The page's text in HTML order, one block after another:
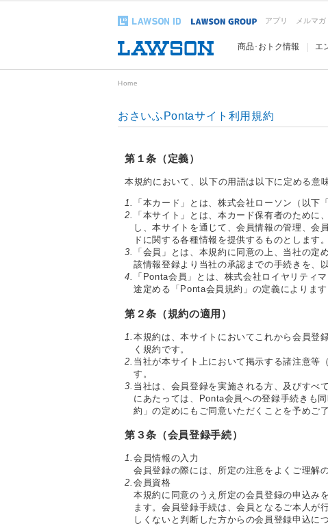
アプリ メルマガ
商品･おトク情報 エ
Home
おさいふPontaサイト利用規約
第１条（定義）
本規約において、以下の用語は以下に定める意
1.
「本カード」とは、株式会社ローソン（以
2.
「本サイト」とは、本カード保有者のため
し、本サイトを通じて、会員情報の管理、会
ドに関する各種情報を提供するものとします。
3.
「会員」とは、本規約に同意の上、当社の
該情報登録より当社の承認までの手続きを、
4.
「Ponta会員」とは、株式会社ロイヤリティ
途定める「Ponta会員規約」の定義によります
第２条（規約の適用）
1. 本規約は、本サイトにおいてこれから会員登
く規約です。
2. 当社が本サイト上において掲示する諸注意等
す。
3. 当社は、会員登録を実施される方、及びすべ
にあたっては、Ponta会員への登録手続きも
約」の定めにもご同意いただくことを予めご
第３条（会員登録手続）
1. 会員情報の入力
会員登録の際には、所定の注意をよくご理解
2. 会員資格
本規約に同意のうえ所定の会員登録の申込み
ます。会員登録手続は、会員となるご本人が
しくないと判断した方からの会員登録申込に